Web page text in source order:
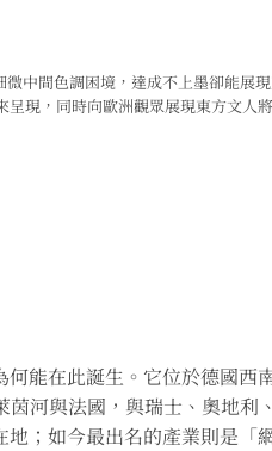
中間色調困境，達成不上墨卻能展
現，同時向歐洲觀眾展現東方文人
能在此誕生。它位於德國西
河與法國，與瑞士、奧地利
；如今最出名的產業則是「